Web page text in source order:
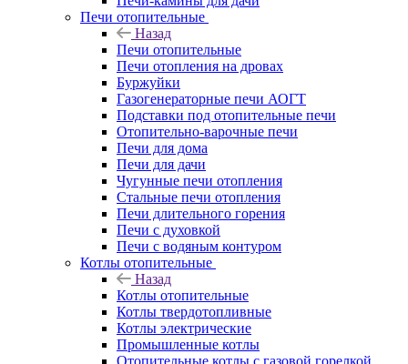
Печи отопительные
Назад
Печи отопительные
Печи отопления на дровах
Буржуйки
Газогенераторные печи АОГТ
Подставки под отопительные печи
Отопительно-варочные печи
Печи для дома
Печи для дачи
Чугунные печи отопления
Стальные печи отопления
Печи длительного горения
Печи с духовкой
Печи с водяным контуром
Котлы отопительные
Назад
Котлы отопительные
Котлы твердотопливные
Котлы электрические
Промышленные котлы
Отопительные котлы с газовой горелкой